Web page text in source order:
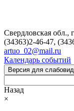
Свердловская обл.,
(34363)2-46-47,
artuo_02@mail.ru
Календарь событий
Версия для
Назад
×